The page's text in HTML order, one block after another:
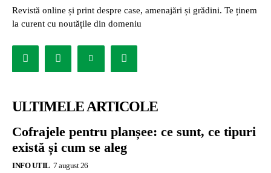
Revistă online și print despre case, amenajări și grădini. Te ținem
la curent cu noutățile din domeniu
ULTIMELE ARTICOLE
Cofrajele pentru planșee: ce sunt, ce tipuri
există și cum se aleg
INFO UTIL 7 august 26